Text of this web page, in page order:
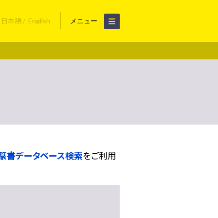
日本語 English メニュー
書データベース検索をご利用